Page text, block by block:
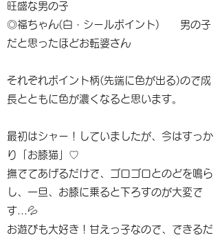
旺盛な男の子
◎福ちゃん(白・シールポイント) 男の子
だと思ったほどお転婆さん
それぞれポイント柄(先端に色が出る)ので成
長とともに色が濃くなると思います。
最初はシャー！していましたが、今はすっか
り「お膝猫」♡
撫でてあげるだけで、ゴロゴロとのどを鳴ら
し、一旦、お膝に乗ると下ろすのが大変で
す...💦
お遊びも大好き！甘えっ子なので、できるだ